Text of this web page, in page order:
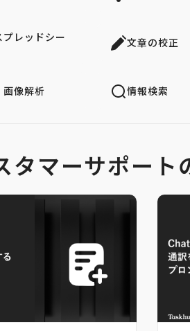
レッドシー 文章の校正
像解析 情報検索
タマーサポート